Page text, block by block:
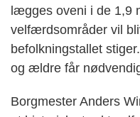
lægges oveni i de 1,9
velfærdsområder vil
befolkningstallet
og ældre får
Borgmester Anders